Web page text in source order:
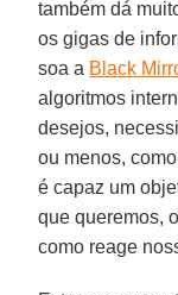
também dá
os gigas de
soa a Black
algoritmos
desejos,
ou menos,
é capaz um
que queremos,
como reage